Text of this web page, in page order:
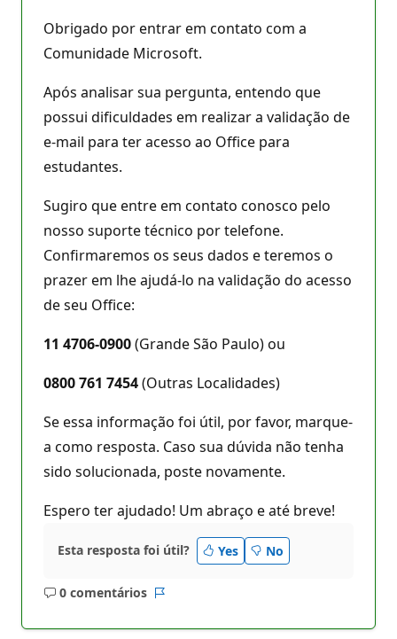
Obrigado por entrar em contato com a
Comunidade Microsoft.
Após analisar sua pergunta, entendo que
possui dificuldades em realizar a validação de
e-mail para ter acesso ao Office para
estudantes.
Sugiro que entre em contato conosco pelo
nosso suporte técnico por telefone.
Confirmaremos os seus dados e teremos o
prazer em lhe ajudá-lo na validação do acesso
de seu Office:
11 4706-0900(Grande São Paulo) ou
0800 761 7454(Outras Localidades)
Se essa informação foi útil, por favor, marque-
a como resposta. Caso sua dúvida não tenha
sido solucionada, poste novamente.
Espero ter ajudado! Um abraço e até breve!
Esta resposta foi útil? Yes No
0 comentários
Sem